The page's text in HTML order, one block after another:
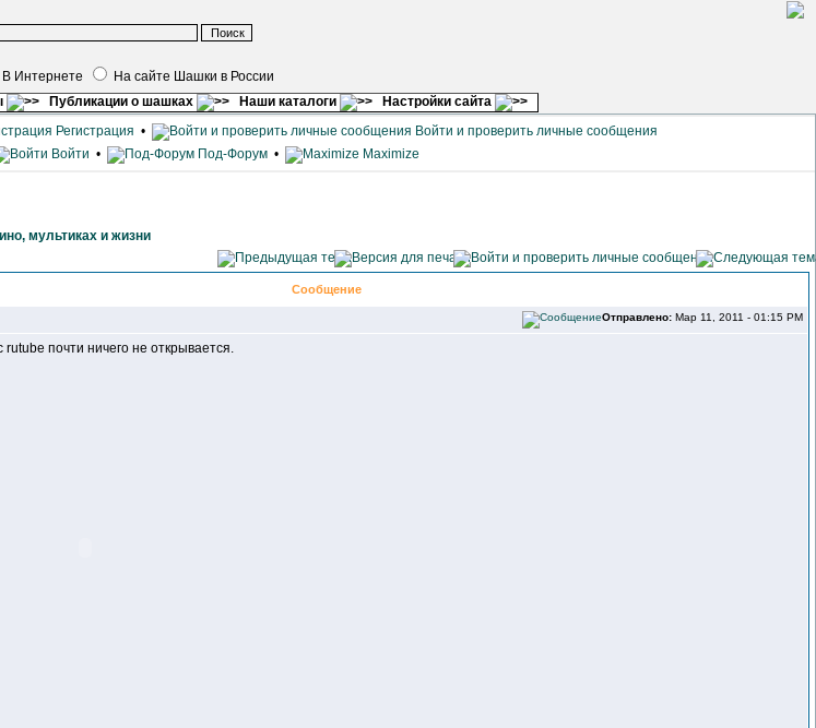
В Интернете
На сайте Шашки в России
Публикации о шашках Наши каталоги Настройки сайта
Регистрация •
Войти и проверить личные сообщения
Войти • Под-Форум • Maximize
мультиках и жизни
Сообщение
Отправлено: Мар 11, 2011 - 01:15 PM
почти ничего не открывается.